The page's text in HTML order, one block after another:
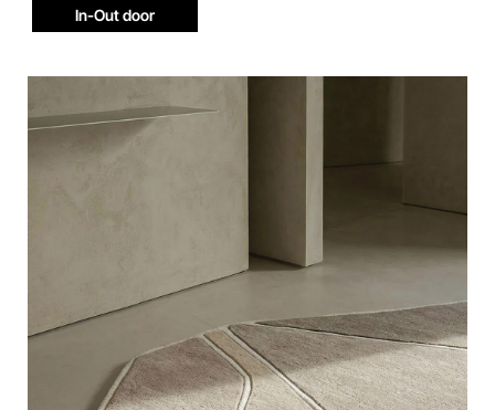
In-Out door